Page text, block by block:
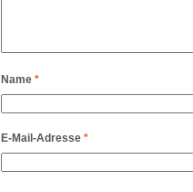
Name *
E-Mail-Adresse *